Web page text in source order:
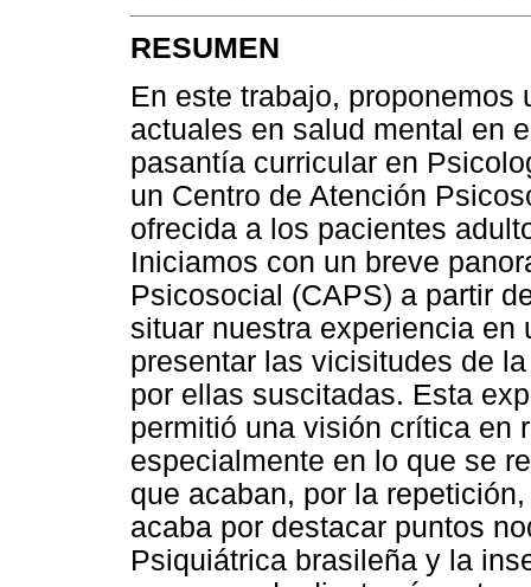
RESUMEN
En este trabajo,
actuales en salud mental en
pasantía curricular en
un Centro de Atención
ofrecida a los pacientes
Iniciamos con un breve
Psicosocial (CAPS) a partir
situar nuestra experiencia
presentar las vicisitudes de
por ellas suscitadas. Esta
permitió una visión crítica en
especialmente en lo que se
que acaban, por la
acaba por destacar puntos
Psiquiátrica brasileña y la